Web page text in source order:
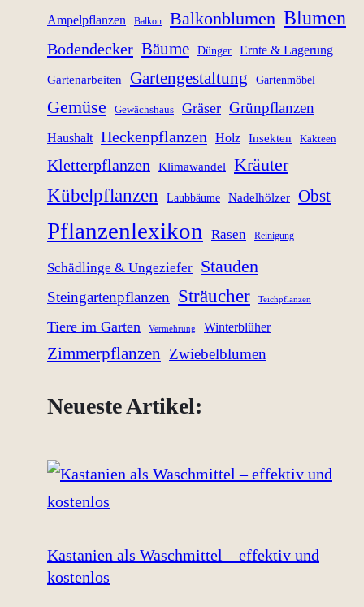
Ampelpflanzen Balkon Balkonblumen Blumen
Bodendecker Bäume Dünger Ernte & Lagerung
Gartenarbeiten Gartengestaltung Gartenmöbel
Gemüse Gewächshaus Gräser Grünpflanzen
Haushalt Heckenpflanzen Holz Insekten Kakteen
Kletterpflanzen Klimawandel Kräuter
Kübelpflanzen Laubbäume Nadelhölzer Obst
Pflanzenlexikon Rasen Reinigung
Schädlinge & Ungeziefer Stauden
Steingartenpflanzen Sträucher Teichpflanzen
Tiere im Garten Vermehrung Winterblüher
Zimmerpflanzen Zwiebelblumen
Neueste Artikel:
Kastanien als Waschmittel – effektiv und
kostenlos